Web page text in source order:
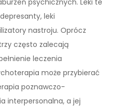
psychicznych. Leki te
leki
nastroju. Oprócz
często zalecają
leczenia
może przybierać
poznawczo-
interpersonalna, a jej